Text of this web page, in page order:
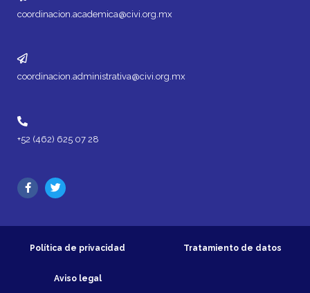
coordinacion.academica@civi.org.mx
coordinacion.administrativa@civi.org.mx
+52 (462) 625 07 28
Política de privacidad Tratamiento de datos
Aviso legal